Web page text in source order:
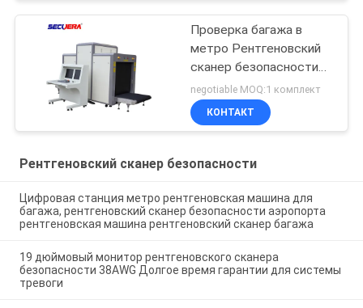
Проверка багажа в
метро Рентгеновский
сканер безопасности
Проверка машины 34
мм стальной
проникновения
negotiable MOQ:1 комплект
КОНТАКТ
Рентгеновский сканер безопасности
Цифровая станция метро рентгеновская машина для
багажа, рентгеновский сканер безопасности аэропорта
рентгеновская машина рентгеновский сканер багажа
19 дюймовый монитор рентгеновского сканера
безопасности 38AWG Долгое время гарантии для системы
тревоги